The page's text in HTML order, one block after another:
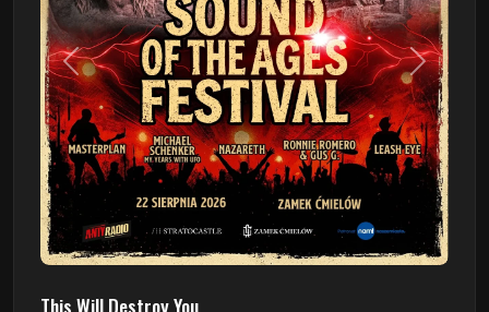
Poprzedni Następny
This Will Destroy You